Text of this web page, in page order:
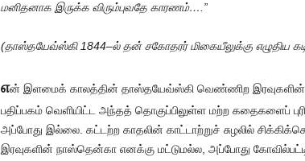
மனிதனாக இருக்க விரும்புவதே காரணம்….”
(தாஸ்தயேவ்ஸ்கி 1844–ல் தன் சகோதரர் மிகையீலுக்கு எழுதிய
என் இளமைக் காலத்தின் தாஸ்தயேவ்ஸ்கி வெண்ணிற இரவுகளின்
பதிப்பகம் வெளியிட்ட அந்தத் தொகுப்பிலுள்ள மற்ற கதைகளைப்
அப்போது இல்லை. கட்டற்ற காதலின் காட்டாற்றுச் சுழலில்
இரவுகளின் நாஸ்தென்கா எனக்கு மட்டுமல்ல, அப்போது